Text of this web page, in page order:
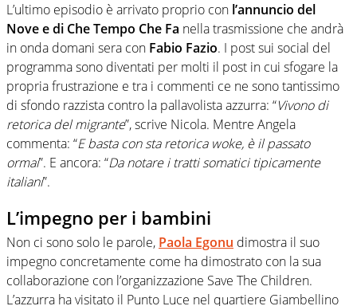
L’ultimo episodio è arrivato proprio con l’annuncio del
Nove e di Che Tempo Che Fa nella trasmissione che andrà
in onda domani sera con Fabio Fazio. I post sui social del
programma sono diventati per molti il post in cui sfogare la
propriafrustrazione e tra i commenti ce ne sono tantissimo
di sfondo razzista contro la pallavolista azzurra: “Vivono di
retorica del migrante”, scrive Nicola. Mentre Angela
commenta: “E basta con sta retorica woke, è il passato
ormai”. E ancora: “Da notare i tratti somatici tipicamente
italiani”.
L’impegno per i bambini
Non ci sono solo le parole, Paola Egonu dimostra il suo
impegno concretamente come ha dimostrato con la sua
collaborazione con l’organizzazione Save The Children.
L’azzurra ha visitato il Punto Luce nel quartiere Giambellino